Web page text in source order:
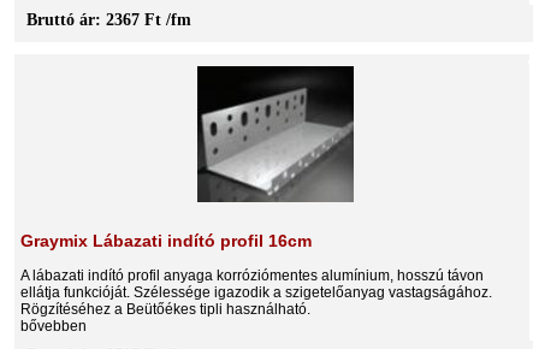
Bruttó ár: 2367 Ft /fm
Graymix Lábazati indító profil 16cm
A lábazati indító profil anyaga korróziómentes alumínium, hosszú távon
ellátja funkcióját. Szélessége igazodik a szigetelőanyag vastagságához.
Rögzítéséhez a Beütőékes tipli használható.
bővebben